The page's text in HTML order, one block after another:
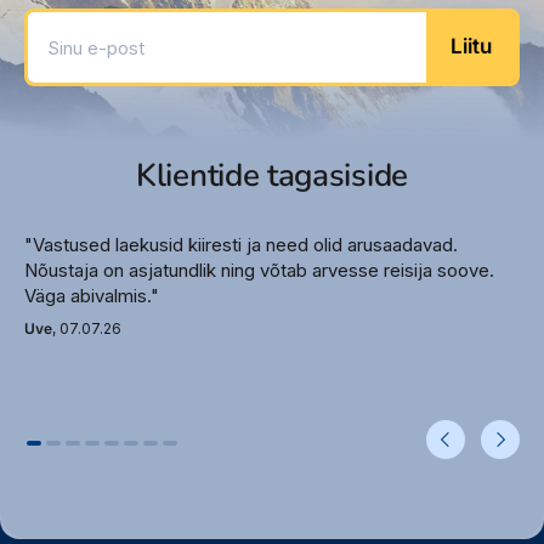
Hotell majutab ainult üle 13 a isikuid
õhtusöök serveeritakse menüü alusel
Meelelahutus
Jõusaal
Snorgeldamine
Kanuud
Hotellis on spaa-keskus (lisatasu eest)
Sinu e-post
Liitu
Klientide tagasiside
"Vastused laekusid kiiresti ja need olid arusaadavad.
Nõustaja on asjatundlik ning võtab arvesse reisija soove.
Väga abivalmis."
Uve, 07.07.26